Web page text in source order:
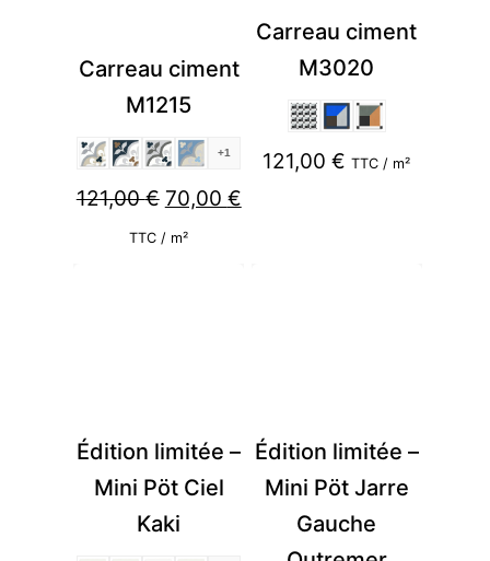
Carreau ciment
M1215
+1
121,00€ Le
prix
70,00 €Le
TTC / m²
Carreau ciment
M3020
121,00€ TTC / m²
Édition limitée –
Mini Pöt Ciel
Kaki
Édition limitée –
Mini Pöt Jarre
Gauche